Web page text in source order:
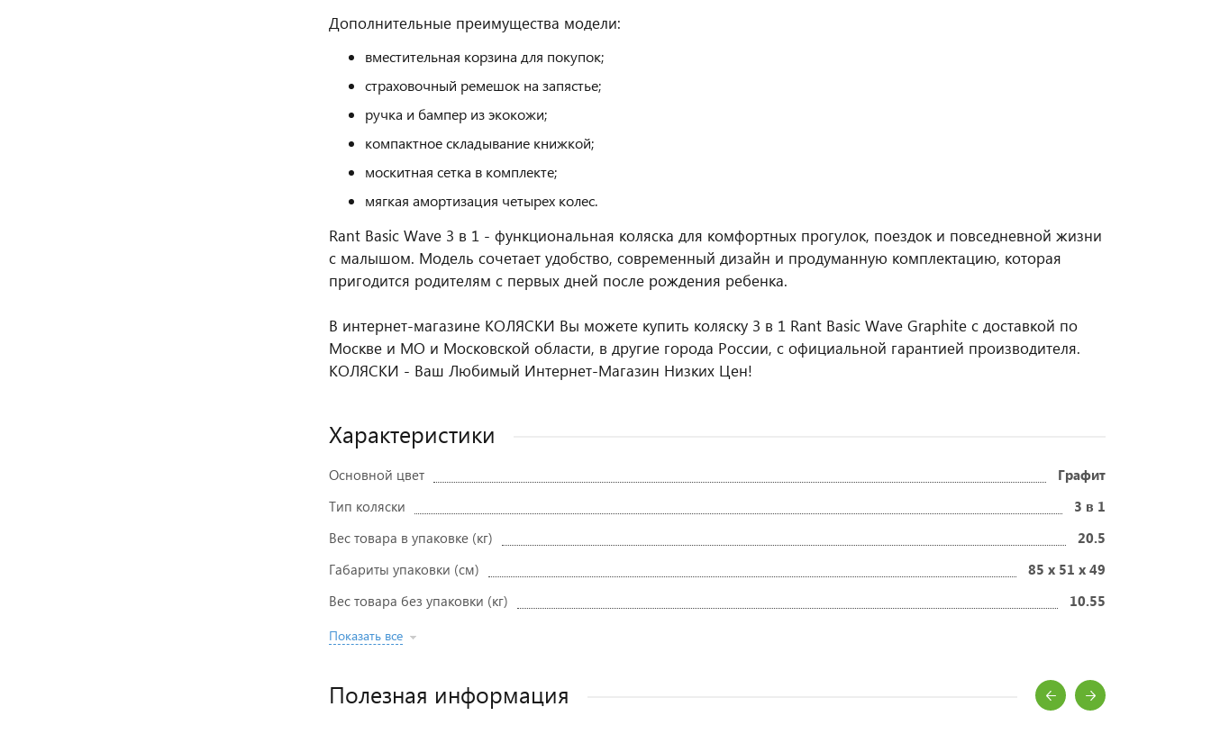
Дополнительные преимущества модели:
вместительная корзина для покупок;
страховочный ремешок на запястье;
ручка и бампер из экокожи;
компактное складывание книжкой;
москитная сетка в комплекте;
мягкая амортизация четырех колес.
Rant Basic Wave 3 в 1 - функциональная коляска для комфортных прогулок, поездок и повседневной жизни
с малышом. Модель сочетает удобство, современный дизайн и продуманную комплектацию, которая
пригодится родителям с первых дней после рождения ребенка.
В интернет-магазине КОЛЯСКИ Вы можете купить коляску 3 в 1 Rant Basic Wave Graphite с доставкой по
Москве и МО и Московской области, в другие города России, с официальной гарантией производителя.
КОЛЯСКИ - Ваш Любимый Интернет-Магазин Низких Цен!
Характеристики
Основной цвет
Графит
Тип коляски
3 в 1
Вес товара в упаковке (кг)
20.5
Габариты упаковки (см)
85 x 51 x 49
Вес товара без упаковки (кг)
10.55
Показать все
Полезная информация